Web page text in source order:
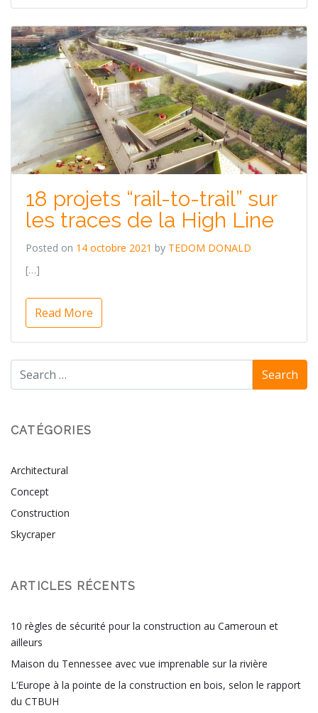
18 projets “rail-to-trail” sur
les traces de la High Line
Posted on 14 octobre 2021 by TEDOM DONALD
[…]
Read More
CATÉGORIES
Architectural
Concept
Construction
Skycraper
ARTICLES RÉCENTS
10 règles de sécurité pour la construction au Cameroun et
ailleurs
Maison du Tennessee avec vue imprenable sur la rivière
L’Europe à la pointe de la construction en bois, selon le rapport
du CTBUH